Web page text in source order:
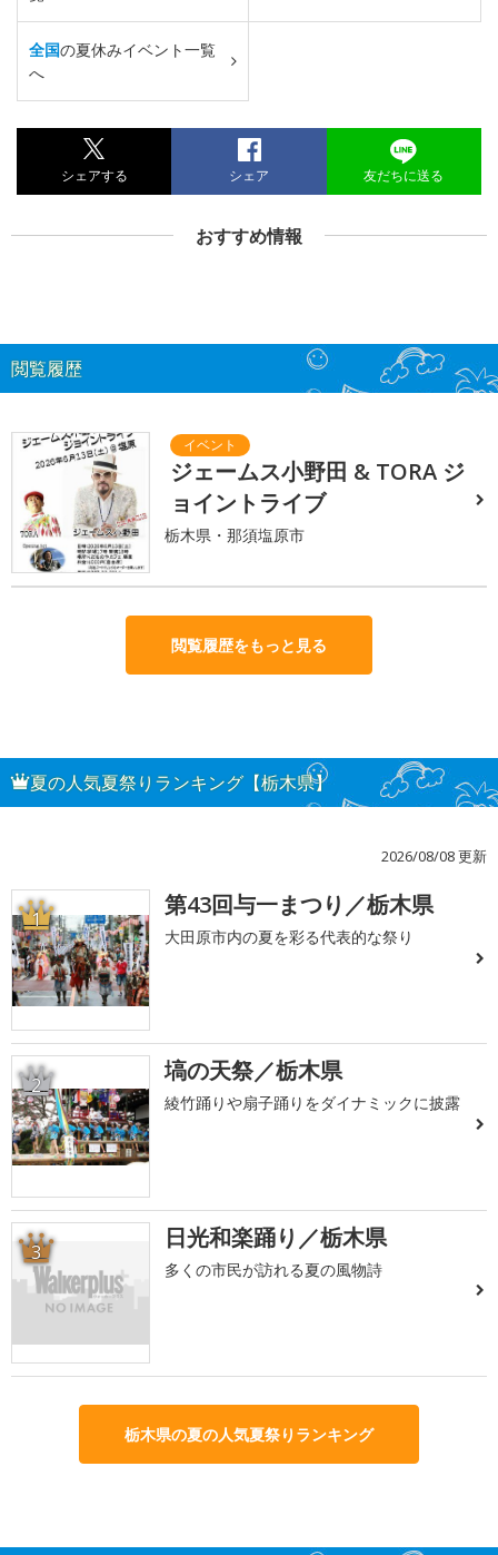
全国の夏休みイベント一覧
へ
シェアする シェア 友だちに送る
おすすめ情報
閲覧履歴
ジェームス小野田 & TORA ジ
ョイントライブ
栃木県・那須塩原市
閲覧履歴をもっと見る
夏の人気夏祭りランキング【栃木県】
2026/08/08 更新
1 第43回与一まつり／栃木県
大田原市内の夏を彩る代表的な祭り
2 塙の天祭／栃木県
綾竹踊りや扇子踊りをダイナミックに披露
3 日光和楽踊り／栃木県
多くの市民が訪れる夏の風物詩
栃木県の夏の人気夏祭りランキング